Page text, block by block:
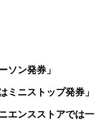
ソン発券」
ミニストップ発券」
エンスストアでは一